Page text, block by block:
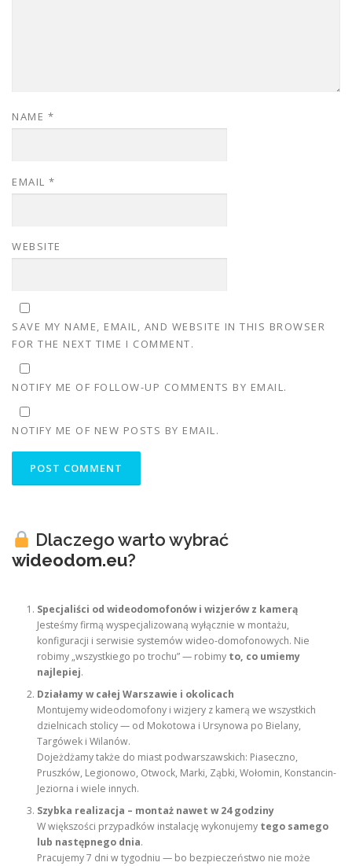
NAME *
EMAIL *
WEBSITE
SAVE MY NAME, EMAIL, AND WEBSITE IN THIS BROWSER
FOR THE NEXT TIME I COMMENT.
NOTIFY ME OF FOLLOW-UP COMMENTS BY EMAIL.
NOTIFY ME OF NEW POSTS BY EMAIL.
Dlaczego warto wybrać
wideodom.eu?
Specjaliści od wideodomofonów i wizjerów z kamerą
Jesteśmy firmą wyspecjalizowaną wyłącznie w montażu,
konfiguracji i serwisie systemów wideo-domofonowych. Nie
robimy „wszystkiego po trochu” — robimy to, co umiemy
najlepiej.
Działamy w całej Warszawie i okolicach
Montujemy wideodomofony i wizjery z kamerą we wszystkich
dzielnicach stolicy — od Mokotowa i Ursynowa po Bielany,
Targówek i Wilanów.
Dojeżdżamy także do miast podwarszawskich: Piaseczno,
Pruszków, Legionowo, Otwock, Marki, Ząbki, Wołomin, Konstancin-
Jeziorna i wiele innych.
Szybka realizacja – montaż nawet w 24 godziny
W większości przypadków instalację wykonujemy tego samego
lub następnego dnia.
Pracujemy 7 dni w tygodniu — bo bezpieczeństwo nie może